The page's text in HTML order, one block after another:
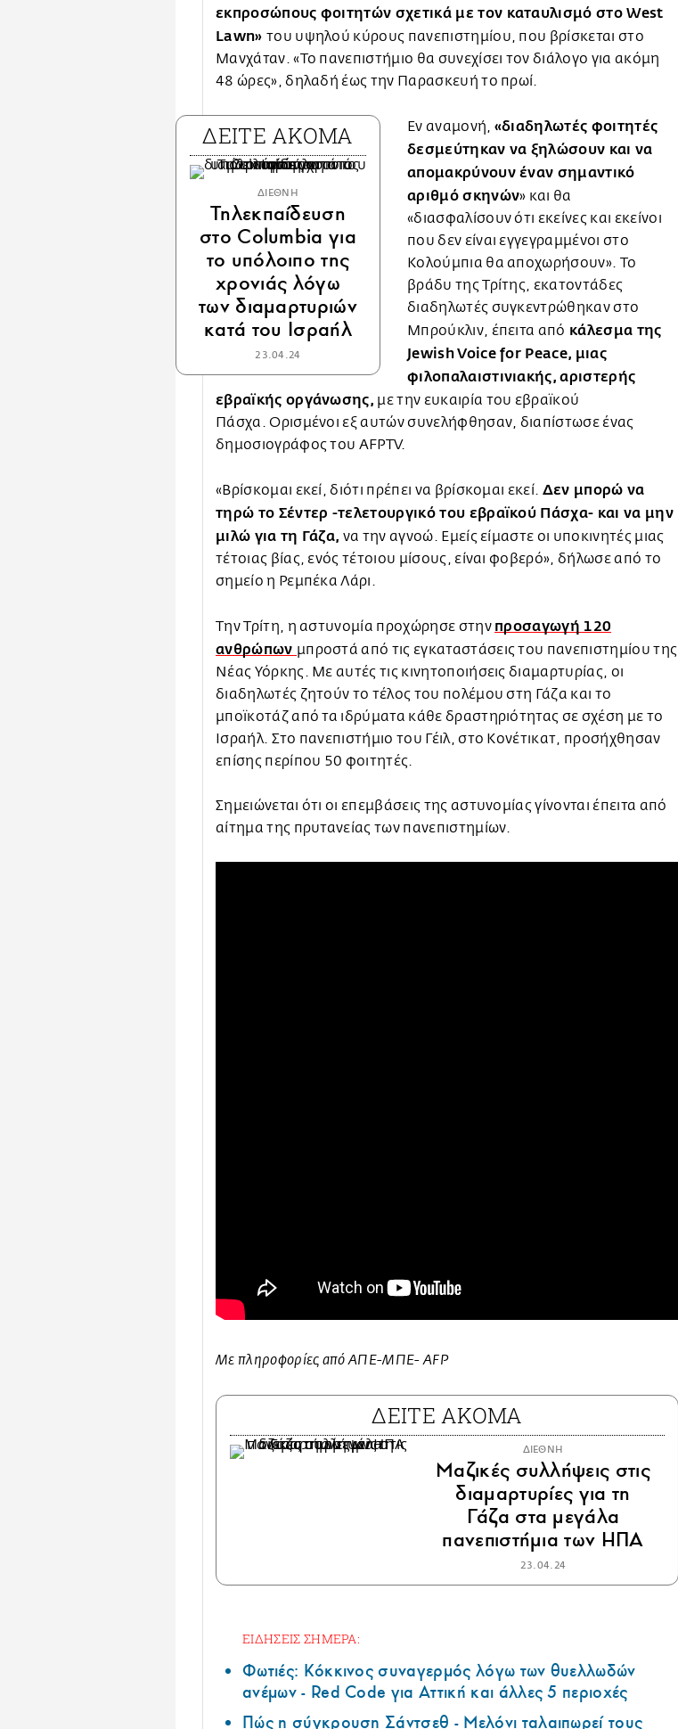
εκπροσώπους φοιτητών σχετικά με τον καταυλισμό στο West
Lawn» του υψηλού κύρους πανεπιστημίου, που βρίσκεται στο
Μανχάταν. «Το πανεπιστήμιο θα συνεχίσει τον διάλογο για ακόμη
48 ώρες», δηλαδή έως την Παρασκευή το πρωί.
ΔΕΙΤΕ ΑΚΟΜΑ
ΔΙΕΘΝΗ
Τηλεκπαίδευση
στο Columbia για
το υπόλοιπο της
χρονιάς λόγω
των διαμαρτυριών
κατά του Ισραήλ
23.04.24
Εν αναμονή, «διαδηλωτές φοιτητές
δεσμεύτηκαν να ξηλώσουν και να
απομακρύνουν έναν σημαντικό
αριθμό σκηνών» και θα
«διασφαλίσουν ότι εκείνες και εκείνοι
που δεν είναι εγγεγραμμένοι στο
Κολούμπια θα αποχωρήσουν». Το
βράδυ της Τρίτης, εκατοντάδες
διαδηλωτές συγκεντρώθηκαν στο
Μπρούκλιν, έπειτα από κάλεσμα της
Jewish Voice for Peace, μιας
φιλοπαλαιστινιακής, αριστερής
εβραϊκής οργάνωσης, με την ευκαιρία του εβραϊκού
Πάσχα. Ορισμένοι εξ αυτών συνελήφθησαν, διαπίστωσε ένας
δημοσιογράφος του AFPTV.
«Βρίσκομαι εκεί, διότι πρέπει να βρίσκομαι εκεί. Δεν μπορώ να
τηρώ το Σέντερ -τελετουργικό του εβραϊκού Πάσχα- και να μην
μιλώ για τη Γάζα, να την αγνοώ. Εμείς είμαστε οι υποκινητές μιας
τέτοιας βίας, ενός τέτοιου μίσους, είναι φοβερό», δήλωσε από το
σημείο η Ρεμπέκα Λάρι.
Την Τρίτη, η αστυνομία προχώρησε στην προσαγωγή 120
ανθρώπων μπροστά από τις εγκαταστάσεις του πανεπιστημίου της
Νέας Υόρκης. Με αυτές τις κινητοποιήσεις διαμαρτυρίας, οι
διαδηλωτές ζητούν το τέλος του πολέμου στη Γάζα και το
μποϊκοτάζ από τα ιδρύματα κάθε δραστηριότητας σε σχέση με το
Ισραήλ. Στο πανεπιστήμιο του Γέιλ, στο Κονέτικατ, προσήχθησαν
επίσης περίπου 50 φοιτητές.
Σημειώνεται ότι οι επεμβάσεις της αστυνομίας γίνονται έπειτα από
αίτημα της πρυτανείας των πανεπιστημίων.
Με πληροφορίες από ΑΠΕ-ΜΠΕ- AFP
ΔΕΙΤΕ ΑΚΟΜΑ
ΔΙΕΘΝΗ
Μαζικές συλλήψεις στις
διαμαρτυρίες για τη
Γάζα στα μεγάλα
πανεπιστήμια των ΗΠΑ
23.04.24
ΕΙΔΗΣΕΙΣ ΣΗΜΕΡΑ:
Φωτιές: Κόκκινος συναγερμός λόγω των θυελλωδών
ανέμων - Red Code για Αττική και άλλες 5 περιοχές
Πώς η σύγκρουση Σάντσεθ - Μελόνι ταλαιπωρεί τους